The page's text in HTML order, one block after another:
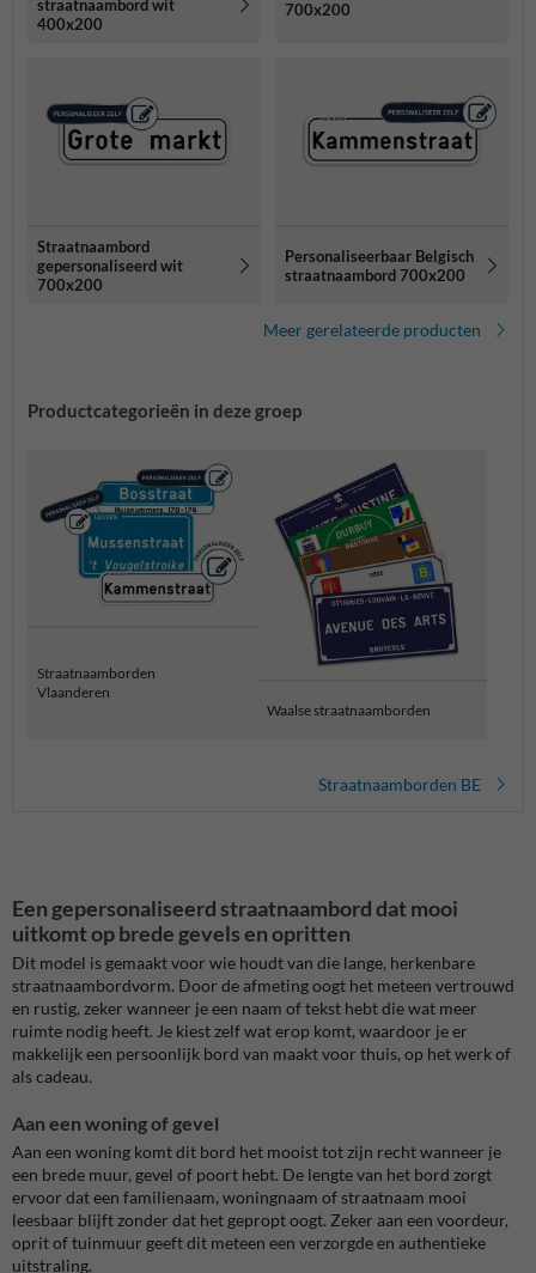
straatnaambord wit
400x200
700x200
Straatnaambord
gepersonaliseerd wit
700x200
Personaliseerbaar Belgisch
straatnaambord 700x200
Meer gerelateerde producten
Productcategorieën in deze groep
Straatnaamborden
Vlaanderen
Waalse straatnaamborden
Straatnaamborden BE
Een gepersonaliseerd straatnaambord dat mooi
uitkomt op brede gevels en opritten
Dit model is gemaakt voor wie houdt van die lange, herkenbare
straatnaambordvorm. Door de afmeting oogt het meteen vertrouwd
en rustig, zeker wanneer je een naam of tekst hebt die wat meer
ruimte nodig heeft. Je kiest zelf wat erop komt, waardoor je er
makkelijk een persoonlijk bord van maakt voor thuis, op het werk of
als cadeau.
Aan een woning of gevel
Aan een woning komt dit bord het mooist tot zijn recht wanneer je
een brede muur, gevel of poort hebt. De lengte van het bord zorgt
ervoor dat een familienaam, woningnaam of straatnaam mooi
leesbaar blijft zonder dat het gepropt oogt. Zeker aan een voordeur,
oprit of tuinmuur geeft dit meteen een verzorgde en authentieke
uitstraling.